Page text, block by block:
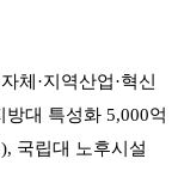
체 ·지역산업·혁신
방대 특성화 5,000억
), 국립대 노후시설